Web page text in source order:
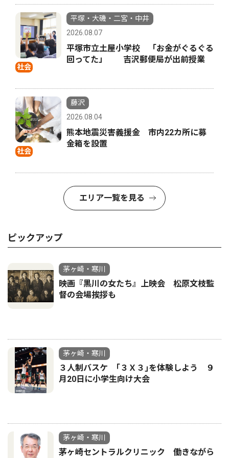
社会
平塚・大磯・二宮・中井
2026.08.07
平塚市立土屋小学校 「お金がぐるぐる
回ってた」 吉沢郵便局が出前授業
社会
藤沢
2026.08.04
熊本地震災害義援金 市内22カ所に募
金箱を設置
エリア一覧を見る
ピックアップ
茅ヶ崎・寒川
映画『黒川の女たち』上映会 松原文枝監
督の会場挨拶も
茅ヶ崎・寒川
３人制バスケ ｢３Ｘ３｣を体験しよう ９
月20日に小学生向け大会
茅ヶ崎・寒川
茅ヶ崎セントラルクリニック 働きながら